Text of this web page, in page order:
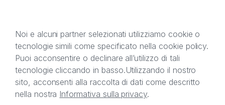
Il presente sito web è di proprietà di StreetLib S.r.l.
C.F. e P.IVA 05338720963. StreetLib S.r.l. è
titolare di tutti i diritti di proprietà intellettuale
afferenti ai marchi, loghi e segni distintivi presenti
sul sito web. Si invita l’utente a prendere visione
Noi e alcuni partner selezionati utilizziamo cookie o
tecnologie simili come specificato nella cookie policy.
Puoi acconsentire o declinare all’utilizzo di tali
tecnologie cliccando in basso.Utilizzando il nostro
sito, acconsenti alla raccolta di dati come descritto
nella nostra Informativa sulla privacy.